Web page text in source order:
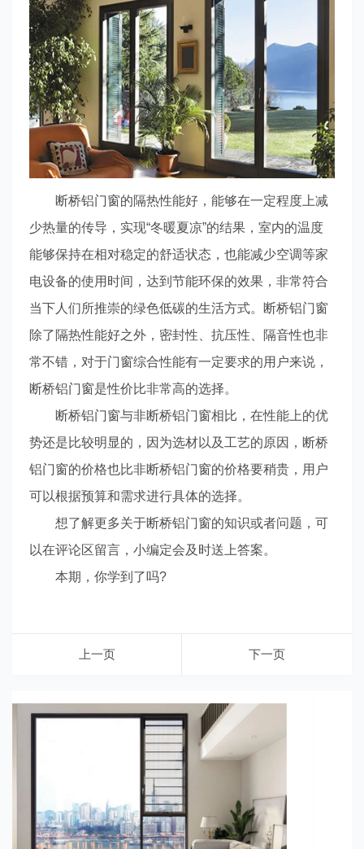
断桥铝门窗的隔热性能好，能够在一定程度上减
少热量的传导，实现“冬暖夏凉”的结果，室内的温度
能够保持在相对稳定的舒适状态，也能减少空调等家
电设备的使用时间，达到节能环保的效果，非常符合
当下人们所推崇的绿色低碳的生活方式。断桥铝门窗
除了隔热性能好之外，密封性、抗压性、隔音性也非
常不错，对于门窗综合性能有一定要求的用户来说，
断桥铝门窗是性价比非常高的选择。
断桥铝门窗与非断桥铝门窗相比，在性能上的优
势还是比较明显的，因为选材以及工艺的原因，断桥
铝门窗的价格也比非断桥铝门窗的价格要稍贵，用户
可以根据预算和需求进行具体的选择。
想了解更多关于断桥铝门窗的知识或者问题，可
以在评论区留言，小编定会及时送上答案。
本期，你学到了吗?
上一页 下一页